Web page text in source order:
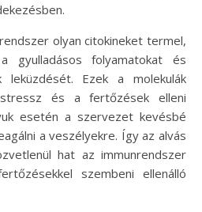
olyan citokineket termel,
gyulladásos folyamatokat és
Ezek a molekulák
és a fertőzések elleni
esetén a szervezet kevésbé
a veszélyekre. Így az alvás
hat az immunrendszer
szembeni ellenálló